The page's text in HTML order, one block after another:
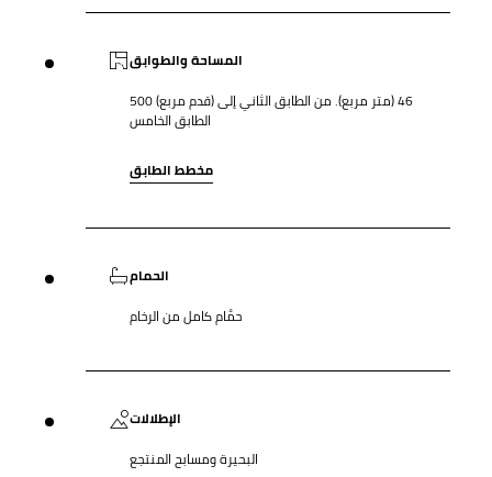
المساحة والطوابق
500 (قدم مربع) 46 (متر مربع). من الطابق الثاني إلى
الطابق الخامس
مخطط الطابق
الحمام
حمَّام كامل من الرخام
الإطلالات
البحيرة ومسابح المنتجع